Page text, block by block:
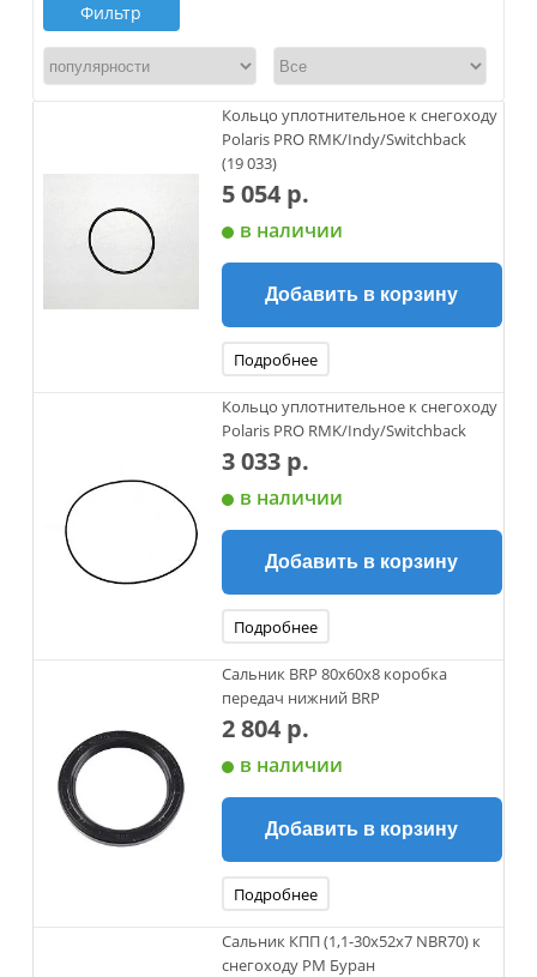
Фильтр
Кольцо уплотнительное к снегоходу
Polaris PRO RMK/Indy/Switchback
(19 033)
5 054 р.
в наличии
Добавить в корзину
Подробнее
Кольцо уплотнительное к снегоходу
Polaris PRO RMK/Indy/Switchback
3 033 р.
в наличии
Добавить в корзину
Подробнее
Сальник BRP 80х60х8 коробка
передач нижний BRP
2 804 р.
в наличии
Добавить в корзину
Подробнее
Сальник КПП (1,1-30х52х7 NBR70) к
снегоходу РМ Буран